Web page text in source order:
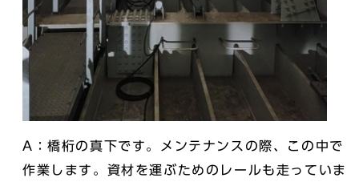
A：橋桁の真下です。メンテナンスの際、この中で
作業します。資材を運ぶためのレールも走っていま